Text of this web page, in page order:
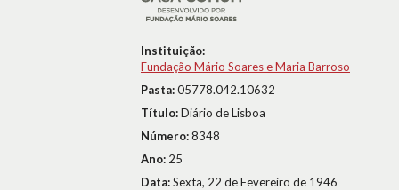
Instituição:
Fundação Mário Soares e Maria Barroso
Pasta:05778.042.10632
Título:Diário de Lisboa
Número:8348
Ano: 25
Data:Sexta, 22 de Fevereiro de 1946